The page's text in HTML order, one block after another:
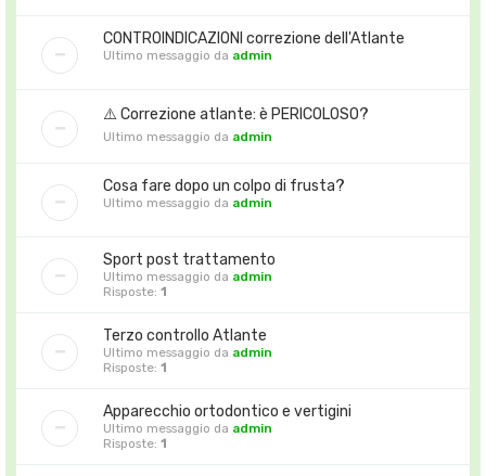
CONTROINDICAZIONI correzione dell'Atlante
Ultimo messaggio da admin
⚠️ Correzione atlante: è PERICOLOSO?
Ultimo messaggio da admin
Cosa fare dopo un colpo di frusta?
Ultimo messaggio da admin
Sport post trattamento
Ultimo messaggio da admin
Risposte: 1
Terzo controllo Atlante
Ultimo messaggio da admin
Risposte: 1
Apparecchio ortodontico e vertigini
Ultimo messaggio da admin
Risposte: 1